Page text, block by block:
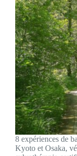
8 expériences de
Kyoto et Osaka,